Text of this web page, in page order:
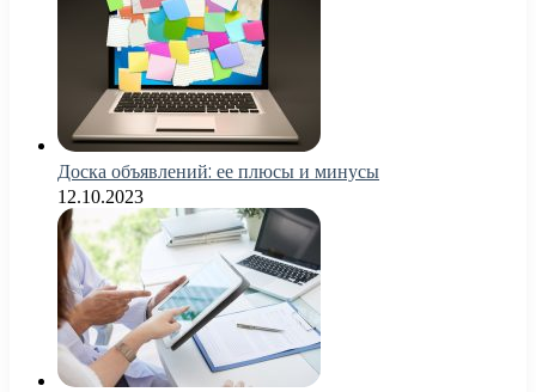
Доска объявлений: ее плюсы и минусы
12.10.2023